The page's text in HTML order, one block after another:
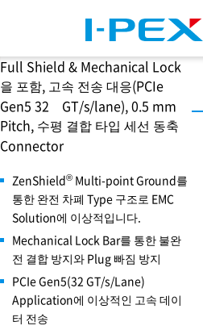
Full Shield & Mechanical Lock
을 포함, 고속 전송 대응(PCIe
Gen5 32 GT/s/lane), 0.5 mm
Pitch, 수평 결합 타입 세선 동축
Connector
ZenShield® Multi-point Ground를
통한 완전 차폐 Type 구조로 EMC
Solution에 이상적입니다.
Mechanical Lock Bar를 통한 불완
전 결합 방지와 Plug 빠짐 방지
PCIe Gen5(32 GT/s/Lane)
Application에 이상적인 고속 데이
터 전송